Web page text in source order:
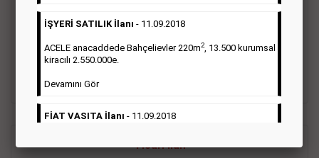
Sarı sayfa ilanlar alım- satım, duyuru, mini reklam şeklinde
ifade edilebilen ilanlardır. Gazetelerin tirajını önemli ölçüde
etkilerler ve gazete gelirlerinin de önemli bir bölümünü
oluştururlar.Sabah sarı sayfa eleman ilanlarında 6 kelime
sayısı şartı aranmamaktadır.
Detaylı Bilgi & İlan Örnekleri
Ticari İlan
İŞYERİ SATILIK İlanı - 11.09.2018
ACELE anacaddede Bahçelievler 220m2, 13.500 kurumsal
kiracılı 2.550.000e.
Devamını Gör
FİAT VASITA İlanı - 11.09.2018
2.800.000e kurumsal mağaza.